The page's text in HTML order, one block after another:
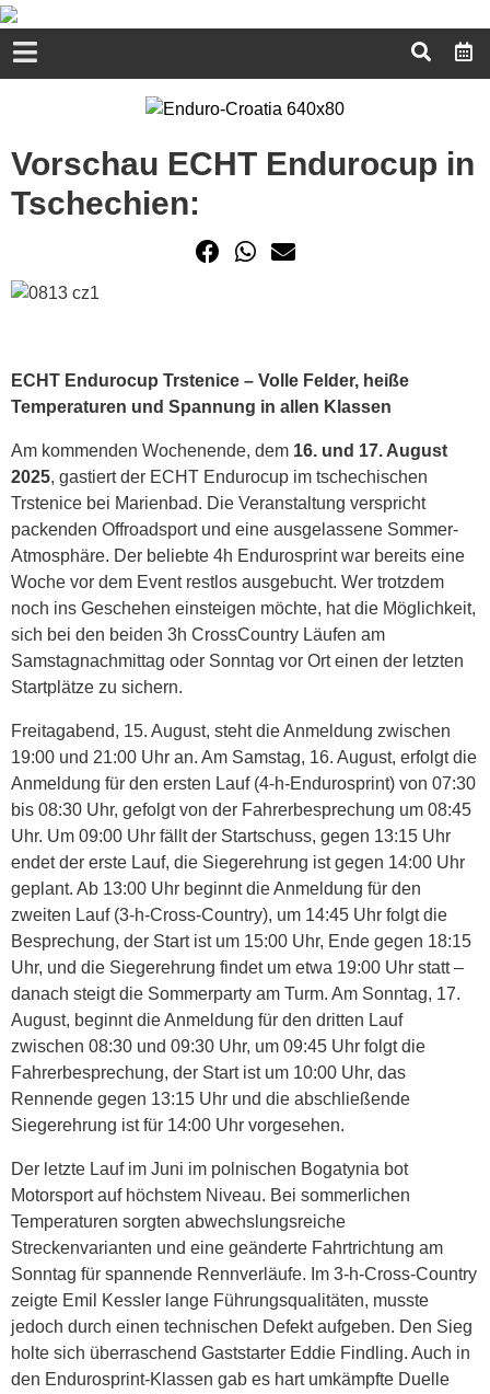
Vorschau ECHT Endurocup in
Tschechien:
ECHT Endurocup Trstenice – Volle Felder, heiße
Temperaturen und Spannung in allen Klassen
Am kommenden Wochenende, dem 16. und 17. August
2025, gastiert der ECHT Endurocup im tschechischen
Trstenice bei Marienbad. Die Veranstaltung verspricht
packenden Offroadsport und eine ausgelassene Sommer-
Atmosphäre. Der beliebte 4h Endurosprint war bereits eine
Woche vor dem Event restlos ausgebucht. Wer trotzdem
noch ins Geschehen einsteigen möchte, hat die Möglichkeit,
sich bei den beiden 3h CrossCountry Läufen am
Samstagnachmittag oder Sonntag vor Ort einen der letzten
Startplätze zu sichern.
Freitagabend, 15. August, steht die Anmeldung zwischen
19:00 und 21:00 Uhr an. Am Samstag, 16. August, erfolgt die
Anmeldung für den ersten Lauf (4-h-Endurosprint) von 07:30
bis 08:30 Uhr, gefolgt von der Fahrerbesprechung um 08:45
Uhr. Um 09:00 Uhr fällt der Startschuss, gegen 13:15 Uhr
endet der erste Lauf, die Siegerehrung ist gegen 14:00 Uhr
geplant. Ab 13:00 Uhr beginnt die Anmeldung für den
zweiten Lauf (3-h-Cross-Country), um 14:45 Uhr folgt die
Besprechung, der Start ist um 15:00 Uhr, Ende gegen 18:15
Uhr, und die Siegerehrung findet um etwa 19:00 Uhr statt –
danach steigt die Sommerparty am Turm. Am Sonntag, 17.
August, beginnt die Anmeldung für den dritten Lauf
zwischen 08:30 und 09:30 Uhr, um 09:45 Uhr folgt die
Fahrerbesprechung, der Start ist um 10:00 Uhr, das
Rennende gegen 13:15 Uhr und die abschließende
Siegerehrung ist für 14:00 Uhr vorgesehen.
Der letzte Lauf im Juni im polnischen Bogatynia bot
Motorsport auf höchstem Niveau. Bei sommerlichen
Temperaturen sorgten abwechslungsreiche
Streckenvarianten und eine geänderte Fahrtrichtung am
Sonntag für spannende Rennverläufe. Im 3-h-Cross-Country
zeigte Emil Kessler lange Führungsqualitäten, musste
jedoch durch einen technischen Defekt aufgeben. Den Sieg
holte sich überraschend Gaststarter Eddie Findling. Auch in
den Endurosprint-Klassen gab es hart umkämpfte Duelle